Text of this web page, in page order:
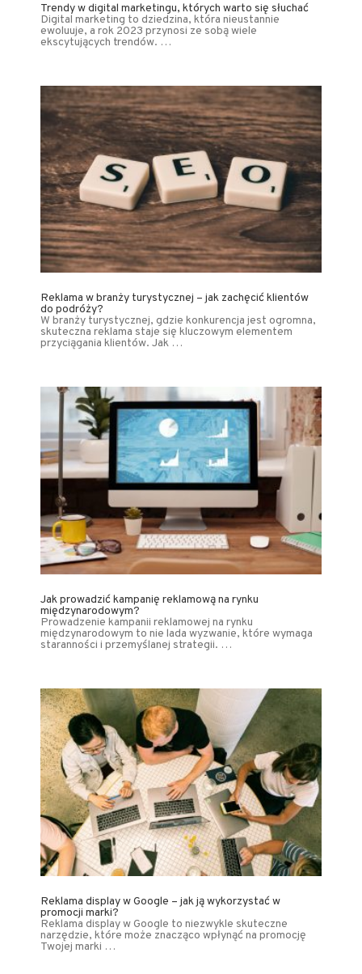
Trendy w digital marketingu, których warto się słuchać
Digital marketing to dziedzina, która nieustannie
ewoluuje, a rok 2023 przynosi ze sobą wiele
ekscytujących trendów. …
Reklama w branży turystycznej – jak zachęcić klientów
do podróży?
W branży turystycznej, gdzie konkurencja jest ogromna,
skuteczna reklama staje się kluczowym elementem
przyciągania klientów. Jak …
Jak prowadzić kampanię reklamową na rynku
międzynarodowym?
Prowadzenie kampanii reklamowej na rynku
międzynarodowym to nie lada wyzwanie, które wymaga
staranności i przemyślanej strategii. …
Reklama display w Google – jak ją wykorzystać w
promocji marki?
Reklama display w Google to niezwykle skuteczne
narzędzie, które może znacząco wpłynąć na promocję
Twojej marki …